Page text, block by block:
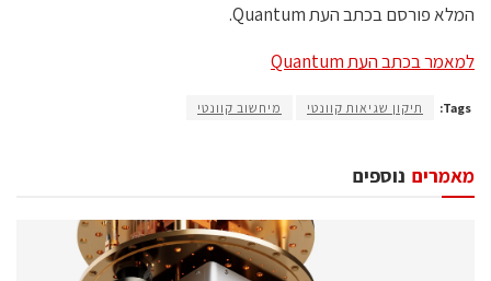
המלא פורסם בכתב העת Quantum.
למאמר בכתב העת Quantum
Tags: תיקון שגיאות קוונטי מיחשוב קוונטי
נוספים מאמרים